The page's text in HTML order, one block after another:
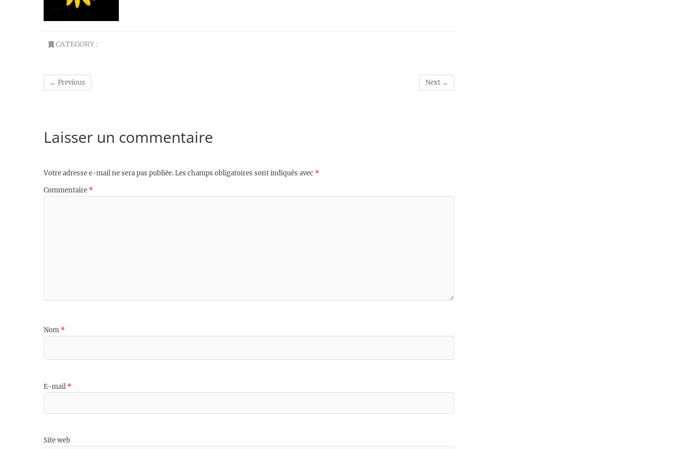
CATEGORY :
← Previous Next →
Laisser un commentaire
Votre adresse e-mail ne sera pas publiée.Les champs obligatoires sont indiqués avec *
Commentaire *
Nom *
E-mail *
Site web